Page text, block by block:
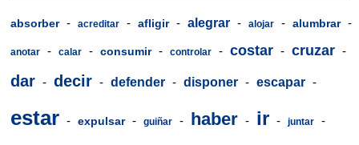
absorber - acreditar - afligir - alegrar - alojar - alumbrar -
anotar - calar - consumir - controlar - costar - cruzar -
dar - decir - defender - disponer - escapar -
estar - expulsar - guiñar - haber - ir - juntar -